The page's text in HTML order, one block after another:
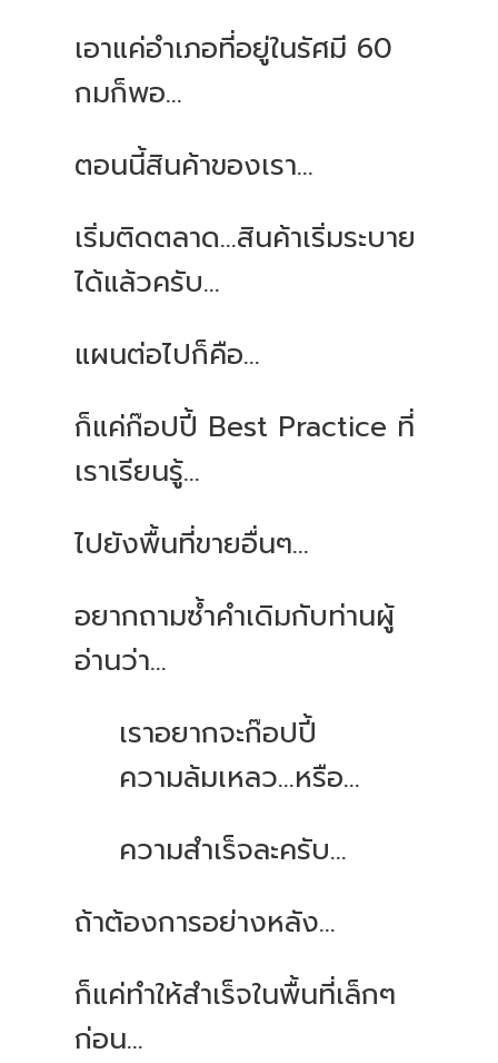
เอาแค่อำเภอที่อยู่ในรัศมี 60
กมก็พอ...
ตอนนี้สินค้าของเรา...
เริ่มติดตลาด...สินค้าเริ่มระบาย
ได้แล้วครับ...
แผนต่อไปก็คือ...
ก็แค่ก๊อปปี้ Best Practice ที่
เราเรียนรู้...
ไปยังพื้นที่ขายอื่นๆ...
อยากถามซ้ำคำเดิมกับท่านผู้
อ่านว่า...
เราอยากจะก๊อปปี้
ความล้มเหลว...หรือ...
ความสำเร็จละครับ...
ถ้าต้องการอย่างหลัง...
ก็แค่ทำให้สำเร็จในพื้นที่เล็กๆ
ก่อน...